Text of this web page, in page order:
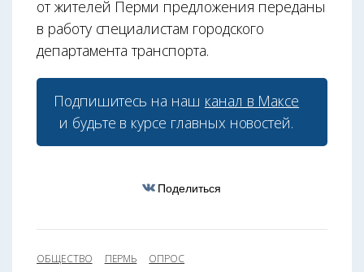
от жителей Перми предложения переданы
в работу специалистам городского
департамента транспорта.
Подпишитесь на наш канал в Максе
и будьте в курсе главных новостей.
Поделиться
ОБЩЕСТВО ПЕРМЬ ОПРОС